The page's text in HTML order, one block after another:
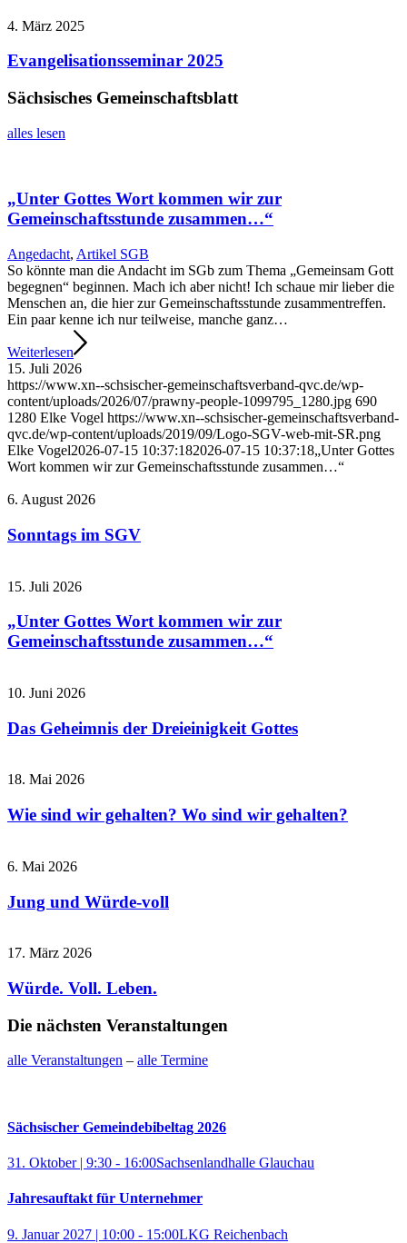
4. März 2025
Evangelisationsseminar 2025
Sächsisches Gemeinschaftsblatt
alles lesen
„Unter Gottes Wort kommen wir zur
Gemeinschaftsstunde zusammen…“
Angedacht, Artikel SGB
So könnte man die Andacht im SGb zum Thema „Gemeinsam Gott
begegnen“ beginnen. Mach ich aber nicht! Ich schaue mir lieber die
Menschen an, die hier zur Gemeinschaftsstunde zusammentreffen.
Ein paar kenne ich nur teilweise, manche ganz…
Weiterlesen
15. Juli 2026
https://www.xn--schsischer-gemeinschaftsverband-qvc.de/wp-
content/uploads/2026/07/prawny-people-1099795_1280.jpg 690
1280 Elke Vogel https://www.xn--schsischer-gemeinschaftsverband-
qvc.de/wp-content/uploads/2019/09/Logo-SGV-web-mit-SR.png
Elke Vogel2026-07-15 10:37:182026-07-15 10:37:18„Unter Gottes
Wort kommen wir zur Gemeinschaftsstunde zusammen…“
6. August 2026
Sonntags im SGV
15. Juli 2026
„Unter Gottes Wort kommen wir zur
Gemeinschaftsstunde zusammen…“
10. Juni 2026
Das Geheimnis der Dreieinigkeit Gottes
18. Mai 2026
Wie sind wir gehalten? Wo sind wir gehalten?
6. Mai 2026
Jung und Würde-voll
17. März 2026
Würde. Voll. Leben.
Die nächsten Veranstaltungen
alle Veranstaltungen – alle Termine
Sächsischer Gemeindebibeltag 2026
31. Oktober | 9:30 - 16:00Sachsenlandhalle Glauchau
Jahresauftakt für Unternehmer
9. Januar 2027 | 10:00 - 15:00LKG Reichenbach